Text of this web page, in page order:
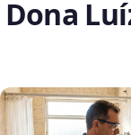
Dona